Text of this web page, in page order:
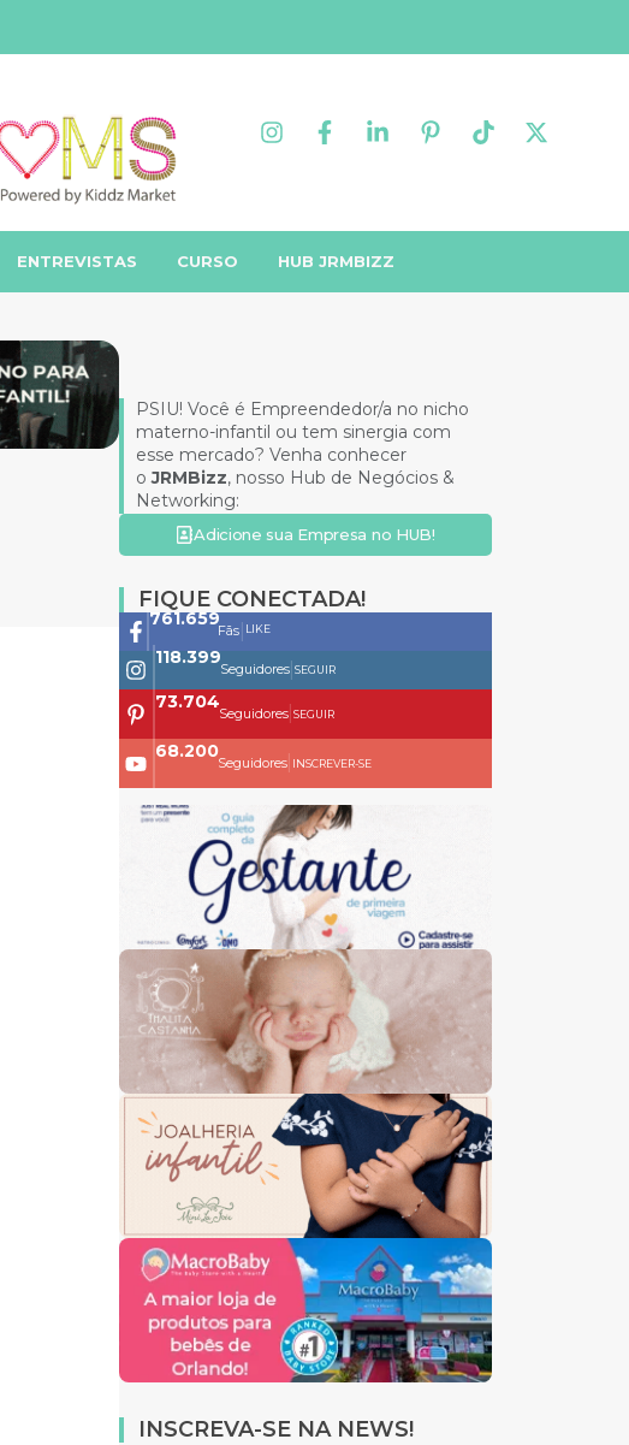
ENTREVISTAS CURSO HUB JRMBIZZ
PSIU! Você é Empreendedor/a no nicho
materno-infantil ou tem sinergia com
esse mercado? Venha conhecer
oJRMBizz, nosso Hub de Negócios &
Networking:
Adicione sua Empresa no HUB!
FIQUE CONECTADA!
761.659
Fãs LIKE
118.399
Seguidores| SEGUIR
73.704
Seguidores| SEGUIR
68.200
Seguidores| INSCREVER-SE
INSCREVA-SE NA NEWS!